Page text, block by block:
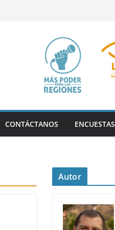
CONTÁCTANOS ENCUESTAS
Autor